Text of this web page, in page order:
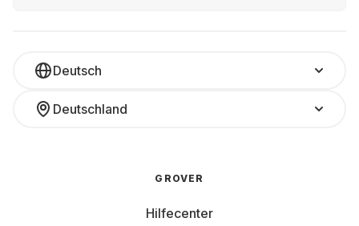
Deutsch
Deutschland
GROVER
Hilfecenter